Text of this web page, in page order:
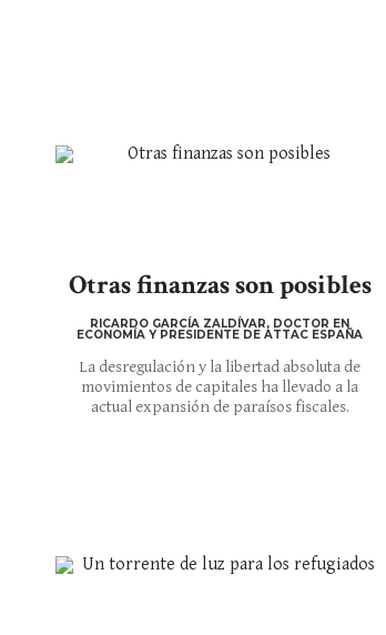
Otras finanzas son posibles
RICARDO GARCÍA ZALDÍVAR, DOCTOR EN
ECONOMÍA Y PRESIDENTE DE ATTAC ESPAÑA
La desregulación y la libertad absoluta de
movimientos de capitales ha llevado a la
actual expansión de paraísos fiscales.